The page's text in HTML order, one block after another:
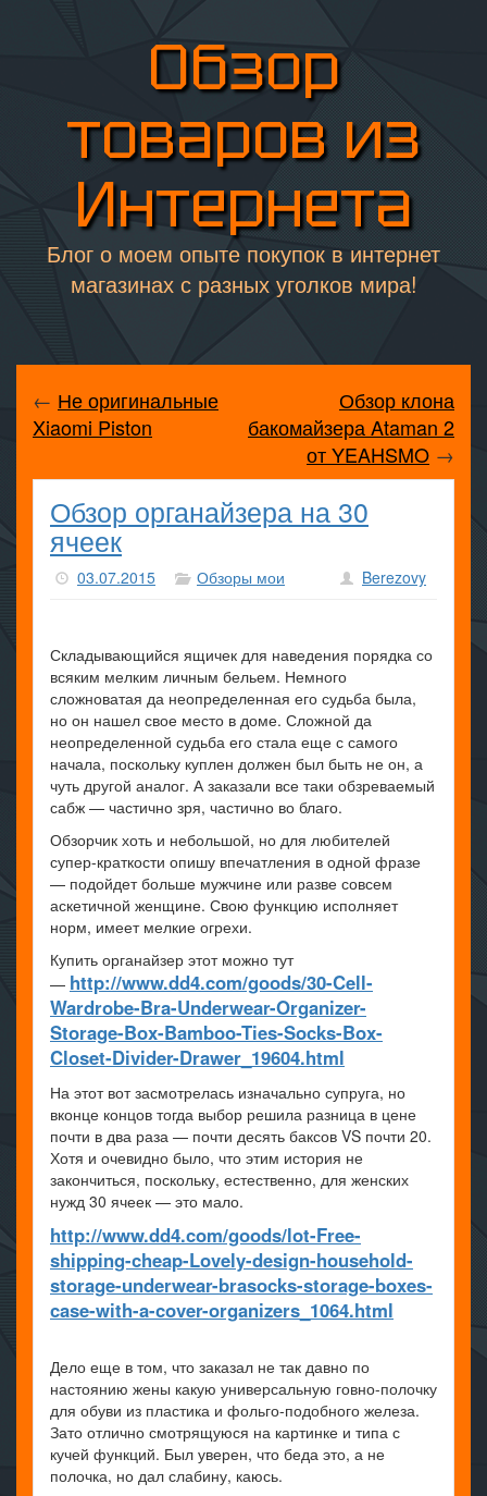
Обзор
товаров из
Интернета
Блог о моем опыте покупок в интернет
магазинах с разных уголков мира!
← Не оригинальные
Xiaomi Piston
Обзор клона
бакомайзера Ataman 2
от YEAHSMO →
Обзор органайзера на 30
ячеек
03.07.2015 Обзоры мои Berezovy
Складывающийся ящичек для наведения порядка со
всяким мелким личным бельем. Немного
сложноватая да неопределенная его судьба была,
но он нашел свое место в доме. Сложной да
неопределенной судьба его стала еще с самого
начала, поскольку куплен должен был быть не он, а
чуть другой аналог. А заказали все таки обзреваемый
сабж — частично зря, частично во благо.
Обзорчик хоть и небольшой, но для любителей
супер-краткости опишу впечатления в одной фразе
— подойдет больше мужчине или разве совсем
аскетичной женщине. Свою функцию исполняет
норм, имеет мелкие огрехи.
Купить органайзер этот можно тут
— http://www.dd4.com/goods/30-Cell-
Wardrobe-Bra-Underwear-Organizer-
Storage-Box-Bamboo-Ties-Socks-Box-
Closet-Divider-Drawer_19604.html
На этот вот засмотрелась изначально супруга, но
вконце концов тогда выбор решила разница в цене
почти в два раза — почти десять баксов VS почти 20.
Хотя и очевидно было, что этим история не
закончиться, поскольку, естественно, для женских
нужд 30 ячеек — это мало.
http://www.dd4.com/goods/lot-Free-
shipping-cheap-Lovely-design-household-
storage-underwear-brasocks-storage-boxes-
case-with-a-cover-organizers_1064.html
Дело еще в том, что заказал не так давно по
настоянию жены какую универсальную говно-полочку
для обуви из пластика и фольго-подобного железа.
Зато отлично смотрящуюся на картинке и типа с
кучей функций. Был уверен, что беда это, а не
полочка, но дал слабину, каюсь.